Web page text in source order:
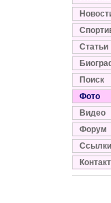
Статьи
Поиск
Фото
Видео
Форум
Ссылки